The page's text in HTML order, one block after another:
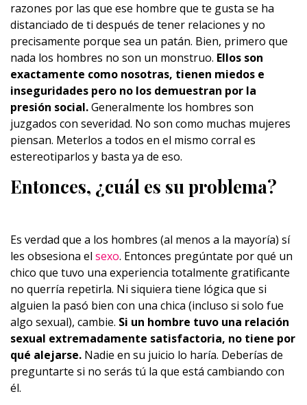
razones por las que ese hombre que te gusta se ha
distanciado de ti después de tener relaciones y no
precisamente porque sea un patán. Bien, primero que
nada los hombres no son un monstruo. Ellos son
exactamente como nosotras, tienen miedos e
inseguridades pero no los demuestran por la
presión social.Generalmente los hombres son
juzgados con severidad. No son como muchas mujeres
piensan. Meterlos a todos en el mismo corral es
estereotiparlos y basta ya de eso.
Entonces, ¿cuál es su problema?
Es verdad que a los hombres (al menos a la mayoría) sí
les obsesiona el sexo. Entonces pregúntate por qué un
chico que tuvo una experiencia totalmente gratificante
no querría repetirla. Ni siquiera tiene lógica que si
alguien la pasó bien con una chica (incluso si solo fue
algo sexual), cambie. Si un hombre tuvo una relación
sexual extremadamente satisfactoria, no tiene por
qué alejarse. Nadie en su juicio lo haría. Deberías de
preguntarte si no serás tú la que está cambiando con
él.